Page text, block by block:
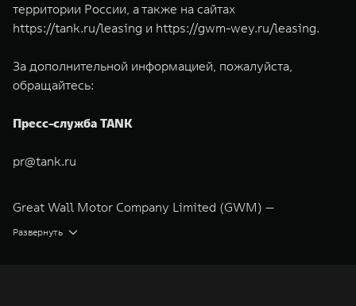
территории России, а также на сайтах
https://tank.ru/leasing и https://gwm-wey.ru/leasing.
За дополнительной информацией, пожалуйста,
обращайтесь:
Пресс-служба TANK
pr@tank.ru
Great Wall Motor Company Limited (GWM) —
глобальный производитель внедорожников,
Развернуть